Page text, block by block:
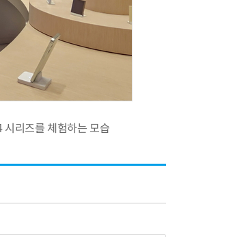
리즈를 체험하는 모습